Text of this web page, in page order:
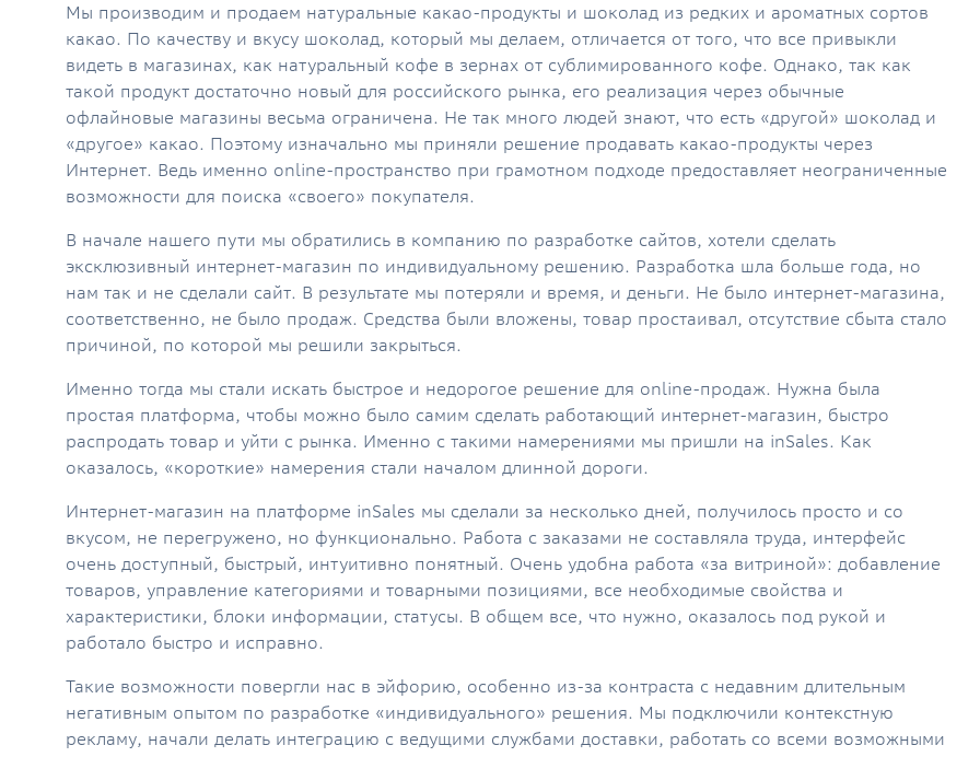
Мы производим и продаем натуральные какао-продукты и шоколад из редких и ароматных сортов
какао. По качеству и вкусу шоколад, который мы делаем, отличается от того, что все привыкли
видеть в магазинах, как натуральный кофе в зернах от сублимированного кофе. Однако, так как
такой продукт достаточно новый для российского рынка, его реализация через обычные
офлайновые магазины весьма ограничена. Не так много людей знают, что есть «другой» шоколад и
«другое» какао. Поэтому изначально мы приняли решение продавать какао-продукты через
Интернет. Ведь именно online-пространство при грамотном подходе предоставляет неограниченные
возможности для поиска «своего» покупателя.
В начале нашего пути мы обратились в компанию по разработке сайтов, хотели сделать
эксклюзивный интернет-магазин по индивидуальному решению. Разработка шла больше года, но
нам так и не сделали сайт. В результате мы потеряли и время, и деньги. Не было интернет-магазина,
соответственно, не было продаж. Средства были вложены, товар простаивал, отсутствие сбыта стало
причиной, по которой мы решили закрыться.
Именно тогда мы стали искать быстрое и недорогое решение для online-продаж. Нужна была
простая платформа, чтобы можно было самим сделать работающий интернет-магазин, быстро
распродать товар и уйти с рынка. Именно с такими намерениями мы пришли на inSales. Как
оказалось, «короткие» намерения стали началом длинной дороги.
Интернет-магазин на платформе inSales мы сделали за несколько дней, получилось просто и со
вкусом, не перегружено, но функционально. Работа с заказами не составляла труда, интерфейс
очень доступный, быстрый, интуитивно понятный. Очень удобна работа «за витриной»: добавление
товаров, управление категориями и товарными позициями, все необходимые свойства и
характеристики, блоки информации, статусы. В общем все, что нужно, оказалось под рукой и
работало быстро и исправно.
Такие возможности повергли нас в эйфорию, особенно из-за контраста с недавним длительным
негативным опытом по разработке «индивидуального» решения. Мы подключили контекстную
рекламу, начали делать интеграцию с ведущими службами доставки, работать со всеми возможными